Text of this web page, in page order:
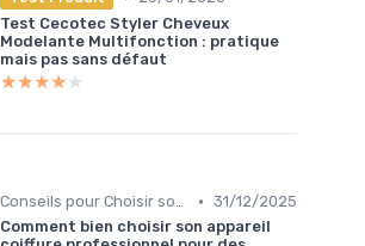
Test Cecotec Styler Cheveux
Modelante Multifonction : pratique
mais pas sans défaut
★★★★★
★★★★★
Conseils pour Choisir son Coiffeur • 31/12/2025
Comment bien choisir son appareil